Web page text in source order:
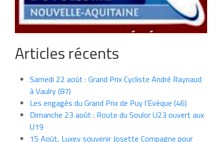
Articles récents
Samedi 22 août : Grand Prix Cycliste André Raynaud
à Vaulry (87)
Les engagés du Grand Prix de Puy l’Evèque (46)
Dimanche 23 août : Route du Soulor U23 ouvert aux
U19
15 Août, Luxey souvenir Josette Compagne pour